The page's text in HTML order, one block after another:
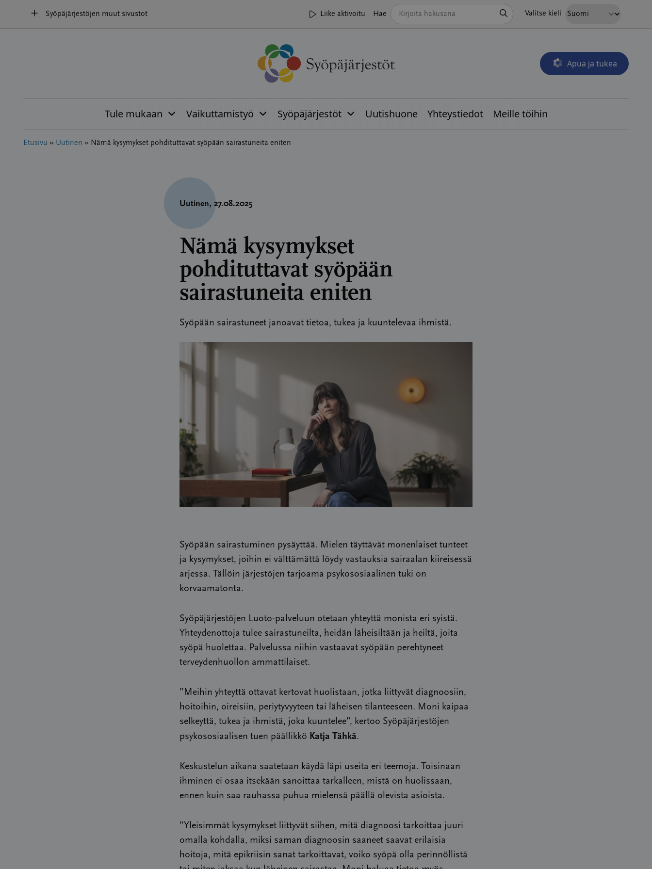
sisältöön
Syöpäjärjestöjen muut sivustot Liike aktivoitu Hae Valitse kieli
Apua ja tukea
Avautuu uudessa
Tule mukaan Vaikuttamistyö Syöpäjärjestöt Uutishuone Yhteystiedot Meille töihin
Etusivu » Uutinen » Nämä kysymykset pohdituttavat syöpään sairastuneita eniten
Uutinen, 27.08.2025
Nämä kysymykset
pohdituttavat syöpään
sairastuneita eniten
Syöpään sairastuneet janoavat tietoa, tukea ja kuuntelevaa ihmistä.
Syöpään sairastuminen pysäyttää. Mielen täyttävät monenlaiset tunteet
ja kysymykset, joihin ei välttämättä löydy vastauksia sairaalan kiireisessä
arjessa. Tällöin järjestöjen tarjoama psykososiaalinen tuki on
korvaamatonta.
Syöpäjärjestöjen Luoto-palveluun otetaan yhteyttä monista eri syistä.
Yhteydenottoja tulee sairastuneilta, heidän läheisiltään ja heiltä, joita
syöpä huolettaa. Palvelussa niihin vastaavat syöpään perehtyneet
terveydenhuollon ammattilaiset.
”Meihin yhteyttä ottavat kertovat huolistaan, jotka liittyvät diagnoosiin,
hoitoihin, oireisiin, periytyvyyteen tai läheisen tilanteeseen. Moni kaipaa
selkeyttä, tukea ja ihmistä, joka kuuntelee”, kertoo Syöpäjärjestöjen
psykososiaalisen tuen päällikkö Katja Tähkä.
Keskustelun aikana saatetaan käydä läpi useita eri teemoja. Toisinaan
ihminen ei osaa itsekään sanoittaa tarkalleen, mistä on huolissaan,
ennen kuin saa rauhassa puhua mielensä päällä olevista asioista.
”Yleisimmät kysymykset liittyvät siihen, mitä diagnoosi tarkoittaa juuri
omalla kohdalla, miksi saman diagnoosin saaneet saavat erilaisia
hoitoja, mitä epikriisin sanat tarkoittavat, voiko syöpä olla perinnöllistä